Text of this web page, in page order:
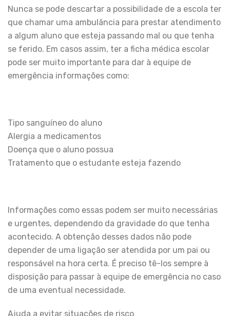
Nunca se pode descartar a possibilidade de a escola ter
que chamar uma ambulância para prestar atendimento
a algum aluno que esteja passando mal ou que tenha
se ferido. Em casos assim, ter a ficha médica escolar
pode ser muito importante para dar à equipe de
emergência informações como:
Tipo sanguíneo do aluno
Alergia a medicamentos
Doença que o aluno possua
Tratamento que o estudante esteja fazendo
Informações como essas podem ser muito necessárias
e urgentes, dependendo da gravidade do que tenha
acontecido. A obtenção desses dados não pode
depender de uma ligação ser atendida por um pai ou
responsável na hora certa. É preciso tê-los sempre à
disposição para passar à equipe de emergência no caso
de uma eventual necessidade.
Ajuda a evitar situações de risco